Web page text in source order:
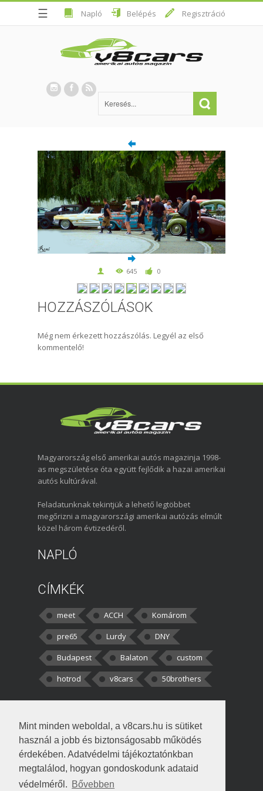
Mint minden weboldal, a v8cars.hu is sütiket
használ a jobb és biztonságosabb működés
érdekében. Adatvédelmi tájékoztatónkban
megtalálod, hogyan gondoskodunk adataid
védelméről. Bővebben
☰ Napló Belépés Regisztráció
645 0
HOZZÁSZÓLÁSOK
Még nem érkezett hozzászólás. Legyél az első
kommentelő!
Magyarország első amerikai autós magazinja 1998-
as megszületése óta együtt fejlődik a hazai amerikai
autós kultúrával.
Feladatunknak tekintjük a lehető legtöbbet
megőrizni a magyarországi amerikai autózás elmúlt
közel három évtizedéről.
NAPLÓ
CÍMKÉK
meet ACCH
Komárom
pre65
Lurdy
DNY
Budapest
Balaton
custom
hotrod
v8cars 50brothers
kortisz:Elszúrtam! Én csak két
darabbaal számoltam. Nem tudtam, hogy fél autót,
Béke: Tényleg nagyon jó kérdés volt